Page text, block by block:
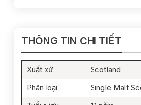
THÔNG TIN CHI TIẾT
Xuất xứ
Scotland
Phân loại
Single Malt